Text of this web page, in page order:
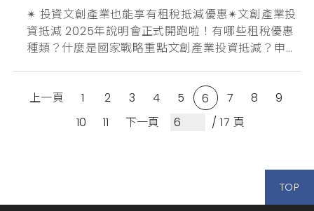
✴︎ 投資文創產業也能享有租稅抵減優惠✴︎文創產業投
資抵減 2025年說明會正式開跑啦！有哪些租稅優惠
種類？什麼是國家戰略重點文創產業投資抵減？申請
化內容智慧財產的開發、產製與流通，文化創意產業
發展法於2023年5月31日修正發布，新增第27條之1
及27條之2，公司、有限合夥事業或個人以現金投資
國家戰略重點文化創意產業享有租稅抵減優惠！影視
上一頁 1 2 3 4 5 6 7 8
9
10
11 下一頁 / 17 頁
TOP